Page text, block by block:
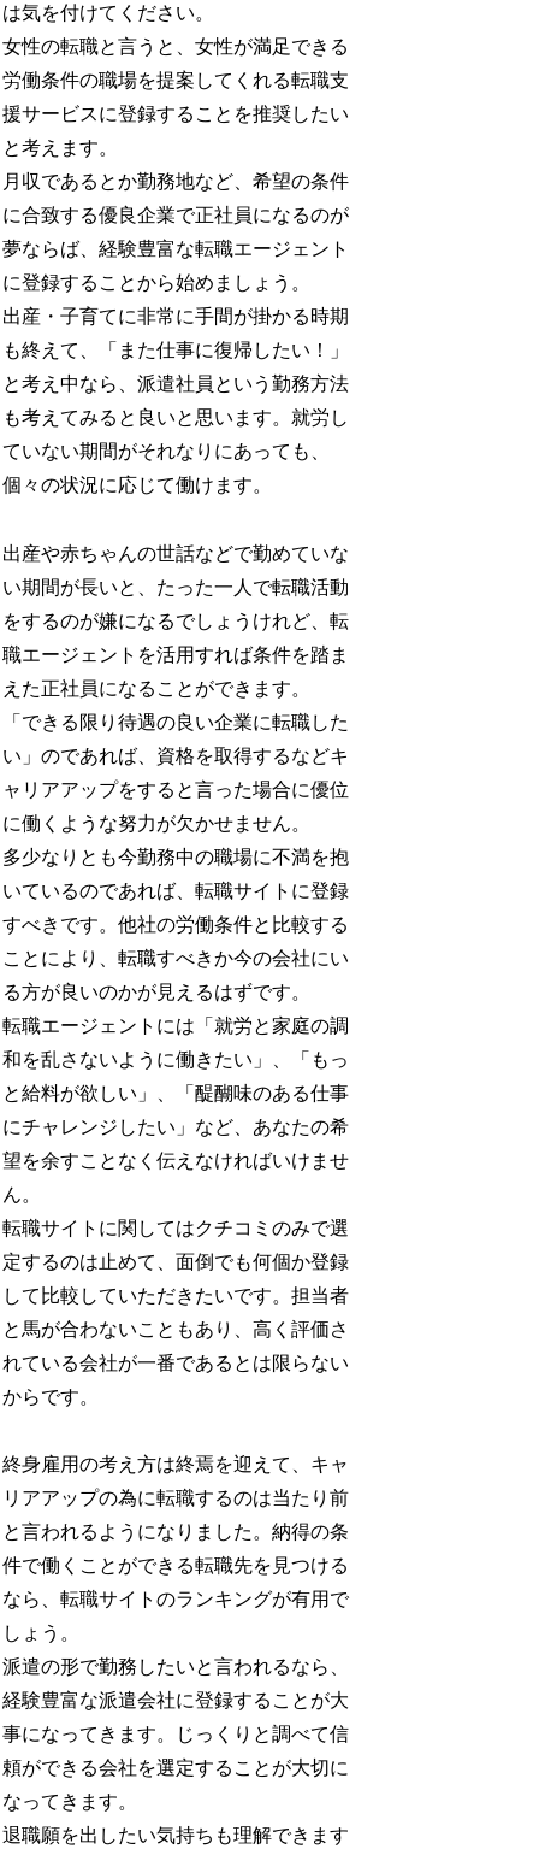
は気を付けてください。
女性の転職と言うと、女性が満足できる
労働条件の職場を提案してくれる転職支
援サービスに登録することを推奨したい
と考えます。
月収であるとか勤務地など、希望の条件
に合致する優良企業で正社員になるのが
夢ならば、経験豊富な転職エージェント
に登録することから始めましょう。
出産・子育てに非常に手間が掛かる時期
も終えて、「また仕事に復帰したい！」
と考え中なら、派遣社員という勤務方法
も考えてみると良いと思います。就労し
ていない期間がそれなりにあっても、
個々の状況に応じて働けます。
出産や赤ちゃんの世話などで勤めていな
い期間が長いと、たった一人で転職活動
をするのが嫌になるでしょうけれど、転
職エージェントを活用すれば条件を踏ま
えた正社員になることができます。
「できる限り待遇の良い企業に転職した
い」のであれば、資格を取得するなどキ
ャリアアップをすると言った場合に優位
に働くような努力が欠かせません。
多少なりとも今勤務中の職場に不満を抱
いているのであれば、転職サイトに登録
すべきです。他社の労働条件と比較する
ことにより、転職すべきか今の会社にい
る方が良いのかが見えるはずです。
転職エージェントには「就労と家庭の調
和を乱さないように働きたい」、「もっ
と給料が欲しい」、「醍醐味のある仕事
にチャレンジしたい」など、あなたの希
望を余すことなく伝えなければいけませ
ん。
転職サイトに関してはクチコミのみで選
定するのは止めて、面倒でも何個か登録
して比較していただきたいです。担当者
と馬が合わないこともあり、高く評価さ
れている会社が一番であるとは限らない
からです。
終身雇用の考え方は終焉を迎えて、キャ
リアアップの為に転職するのは当たり前
と言われるようになりました。納得の条
件で働くことができる転職先を見つける
なら、転職サイトのランキングが有用で
しょう。
派遣の形で勤務したいと言われるなら、
経験豊富な派遣会社に登録することが大
事になってきます。じっくりと調べて信
頼ができる会社を選定することが大切に
なってきます。
退職願を出したい気持ちも理解できます